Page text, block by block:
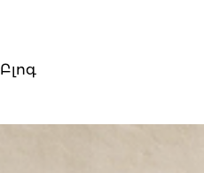
Բլոգ